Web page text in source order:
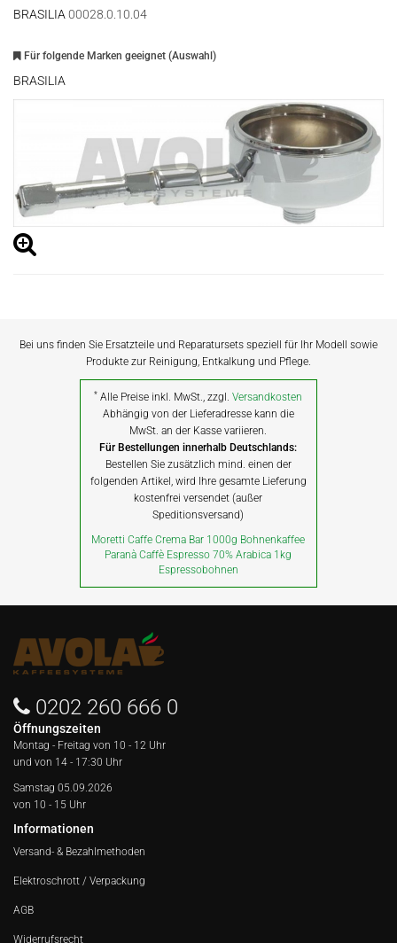
BRASILIA 00028.0.10.04
Für folgende Marken geeignet (Auswahl)
BRASILIA
Bei uns finden Sie Ersatzteile und Reparatursets speziell für Ihr Modell sowie
Produkte zur Reinigung, Entkalkung und Pflege.
* Alle Preise inkl. MwSt., zzgl.Versandkosten
Abhängig von der Lieferadresse kann die
MwSt. an der Kasse variieren.
Für Bestellungen innerhalb Deutschlands:
Bestellen Sie zusätzlich mind. einen der
folgenden Artikel, wird Ihre gesamte Lieferung
kostenfrei versendet (außer
Speditionsversand)
Moretti Caffe Crema Bar 1000g Bohnenkaffee
Paranà Caffè Espresso 70% Arabica 1kg
Espressobohnen
0202 260 666 0
Öffnungszeiten
Montag - Freitag von 10 - 12 Uhr
und von 14 - 17:30 Uhr
Samstag 05.09.2026
von 10 - 15 Uhr
Informationen
Versand- & Bezahlmethoden
Elektroschrott / Verpackung
AGB
Widerrufsrecht